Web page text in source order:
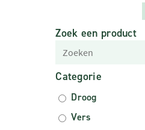
Zoek een product
Categorie
Droog
Vers